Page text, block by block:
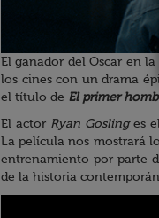
El ganador del Oscar en
los cines con un drama
el título de El primer
El actor Ryan Goslinges
La película nos mostrará
entrenamiento por parte
de la historia